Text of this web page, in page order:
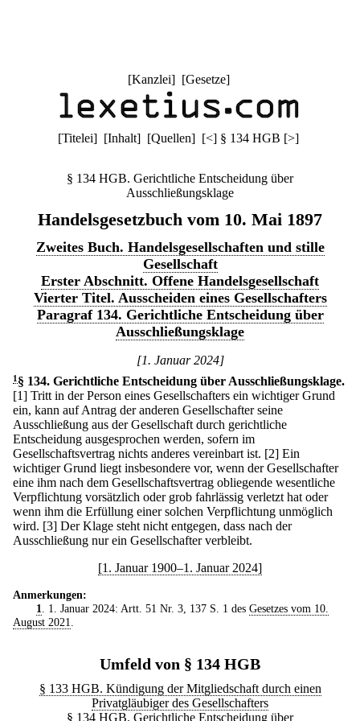
[Kanzlei] [Gesetze]
[Titelei] [Inhalt] [Quellen] [<] § 134 HGB [>]
§ 134 HGB. Gerichtliche Entscheidung über
Ausschließungsklage
Handelsgesetzbuch vom 10. Mai 1897
Zweites Buch. Handelsgesellschaften und stille
Gesellschaft
Erster Abschnitt. Offene Handelsgesellschaft
Vierter Titel. Ausscheiden eines Gesellschafters
Paragraf 134. Gerichtliche Entscheidung über
Ausschließungsklage
[1. Januar 2024]
1 § 134. Gerichtliche Entscheidung über Ausschließungsklage.
[1] Tritt in der Person eines Gesellschafters ein wichtiger Grund
ein, kann auf Antrag der anderen Gesellschafter seine
Ausschließung aus der Gesellschaft durch gerichtliche
Entscheidung ausgesprochen werden, sofern im
Gesellschaftsvertrag nichts anderes vereinbart ist. [2] Ein
wichtiger Grund liegt insbesondere vor, wenn der Gesellschafter
eine ihm nach dem Gesellschaftsvertrag obliegende wesentliche
Verpflichtung vorsätzlich oder grob fahrlässig verletzt hat oder
wenn ihm die Erfüllung einer solchen Verpflichtung unmöglich
wird. [3] Der Klage steht nicht entgegen, dass nach der
Ausschließung nur ein Gesellschafter verbleibt.
[1. Januar 1900–1. Januar 2024]
Anmerkungen:
1
. 1. Januar 2024: Artt. 51 Nr. 3, 137 S. 1 des Gesetzes vom 10.
August 2021
Umfeld von § 134 HGB
§ 133 HGB. Kündigung der Mitgliedschaft durch einen
Privatgläubiger des Gesellschafters
§ 134 HGB. Gerichtliche Entscheidung über